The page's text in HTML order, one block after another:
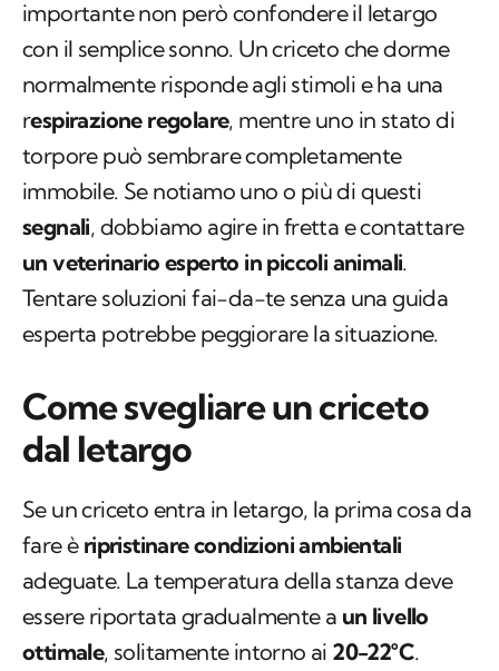
importante non però confondere il letargo
con il semplice sonno. Un criceto che dorme
normalmente risponde agli stimoli e ha una
respirazione regolare, mentre uno in stato di
torpore può sembrare completamente
immobile. Se notiamo uno o più di questi
segnali, dobbiamo agire in fretta e contattare
un veterinario esperto in piccoli animali.
Tentare soluzionifai-da-tesenza una guida
esperta potrebbe peggiorare la situazione.
Come svegliare un criceto
dal letargo
Se un criceto entra in letargo, la prima cosa da
fare è ripristinare condizioni ambientali
adeguate. La temperatura della stanza deve
essere riportata gradualmente a un livello
ottimale, solitamente intorno ai 20-22°C.